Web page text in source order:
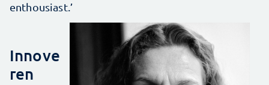
enthousiast.’
Innove
ren